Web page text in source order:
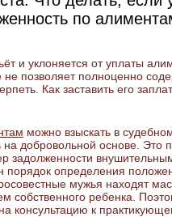
по
и уклоняется от уплаты
позволяет полноценно
Как заставить его
можно взыскать в
добровольной основе. Это
задолженности
порядок определения
мужья находят
собственного ребенка.
консультацию к